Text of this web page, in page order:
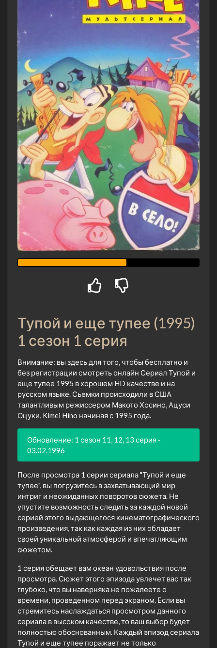
Тупой и еще тупее (1995)
1 сезон 1 серия
Внимание: вы здесь для того, чтобы бесплатно и
без регистрации смотреть онлайн Сериал Тупой и
еще тупее 1995 в хорошем HD качестве и на
русском языке. Сьемки происходили в США
талантливым режиссером Макото Хосино, Ацуси
Оцуки, Kimei Hino начиная с 1995 года.
Обновление: 1 сезон 11, 12, 13 серия -
03.02.1996
После просмотра 1 серии сериала "Тупой и еще
тупее", вы погрузитесь в захватывающий мир
интриг и неожиданных поворотов сюжета. Не
упустите возможность следить за каждой новой
серией этого выдающегося кинематографического
произведения, так как каждая из них обладает
своей уникальной атмосферой и впечатляющим
сюжетом.
1 серия обещает вам океан удовольствия после
просмотра. Сюжет этого эпизода увлечет вас так
глубоко, что вы наверняка не пожалеете о
времени, проведенном перед экраном. Если вы
стремитесь наслаждаться просмотром данного
сериала в высоком качестве, то ваш выбор будет
полностью обоснованным. Каждый эпизод сериала
Тупой и еще тупее поражает не только